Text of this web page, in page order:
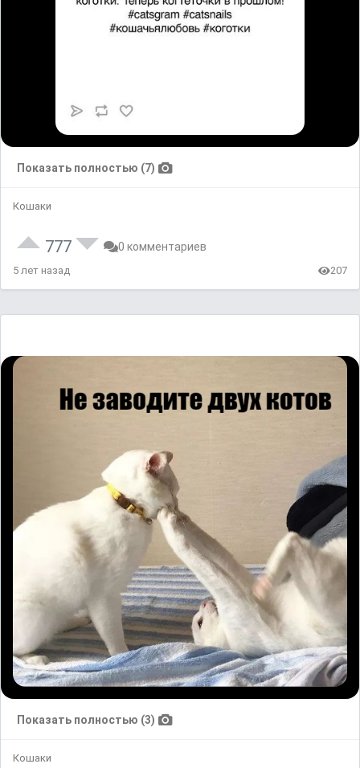
Показать полностью (7)
Кошаки
777 0 комментариев
5 лет назад 207
Показать полностью (3)
Кошаки